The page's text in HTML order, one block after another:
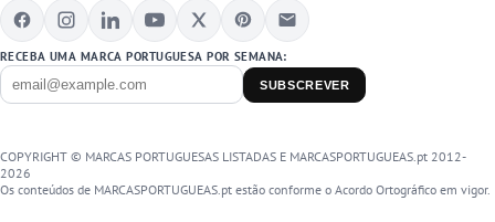
RECEBA UMA MARCA PORTUGUESA POR SEMANA:
SUBSCREVER
COPYRIGHT © MARCAS PORTUGUESAS LISTADAS E MARCASPORTUGUEAS.pt 2012-
2026
Os conteúdos de MARCASPORTUGUEAS.pt estão conforme o Acordo Ortográfico em vigor.